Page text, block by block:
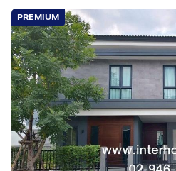
PREMIUM